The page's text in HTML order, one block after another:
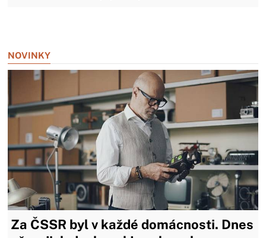
NOVINKY
Za ČSSR byl v každé domácnosti. Dnes